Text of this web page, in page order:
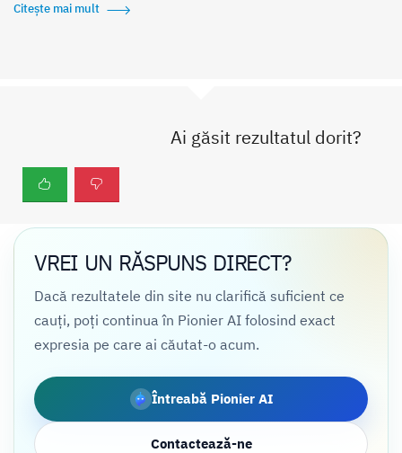
Citește mai mult
Ai găsit rezultatul dorit?
VREI UN RĂSPUNS DIRECT?
Dacă rezultatele din site nu clarifică suficient ce
cauți, poți continua în Pionier AI folosind exact
expresia pe care ai căutat-o acum.
Întreabă Pionier AI
Contactează-ne